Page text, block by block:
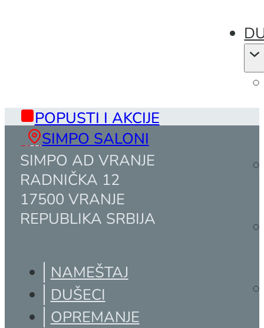
POPUSTI I AKCIJE
SIMPO SALONI
SIMPO AD VRANJE
RADNIČKA 12
17500 VRANJE
REPUBLIKA SRBIJA
NAMEŠTAJ
DUŠECI
OPREMANJE